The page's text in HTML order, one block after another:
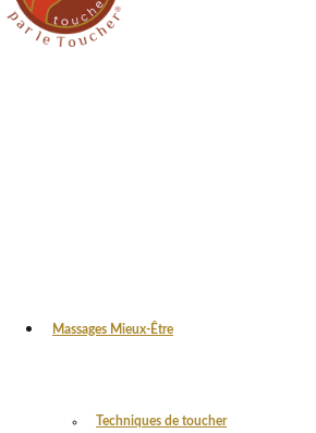
Massages Mieux-Être
Techniques de toucher